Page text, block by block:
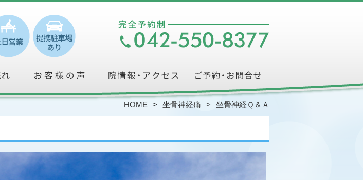
HOME 坐骨神経痛 坐骨神経Ｑ＆Ａ